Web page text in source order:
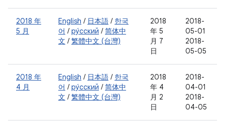
2018 年
5 月
English / 日本語 / 한국
어 /ру́сский /简体中
文 /繁體中文 (台灣)
2018
年 5
月 7
日
2018-
05-01
2018-
05-05
2018 年
4 月
English / 日本語 / 한국
어 /ру́сский /简体中
文 /繁體中文 (台灣)
2018
年 4
月 2
日
2018-
04-01
2018-
04-05